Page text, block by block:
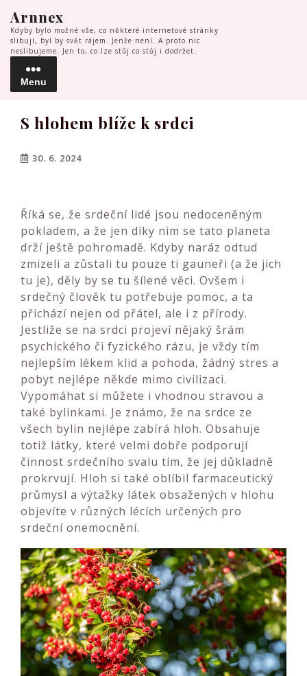
to
content
Arnnex
Kdyby bylo možné vše, co některé internetové stránky
slibují, byl by svět rájem. Jenže není. A proto nic
neslibujeme. Jen to, co lze stůj co stůj i dodržet.
Menu
Menu
S hlohem blíže k srdci
30. 6. 2024
Říká se, že srdeční lidé jsou nedoceněným
pokladem, a že jen díky nim se tato planeta
drží ještě pohromadě. Kdyby naráz odtud
zmizeli a zůstali tu pouze ti gauneři (a že jich
tu je), děly by se tu šílené věci. Ovšem i
srdečný člověk tu potřebuje pomoc, a ta
přichází nejen od přátel, ale i z přírody.
Jestliže se na srdci projeví nějaký šrám
psychického či fyzického rázu, je vždy tím
nejlepším lékem klid a pohoda, žádný stres a
pobyt nejlépe někde mimo civilizaci.
Vypomáhat si můžete i vhodnou stravou a
také bylinkami. Je známo, že na srdce ze
všech bylin nejlépe zabírá hloh. Obsahuje
totiž látky, které velmi dobře podporují
činnost srdečního svalu tím, že jej důkladně
prokrvují. Hloh si také oblíbil farmaceutický
průmysl a výtažky látek obsažených v hlohu
objevíte v různých lécích určených pro
srdeční onemocnění.